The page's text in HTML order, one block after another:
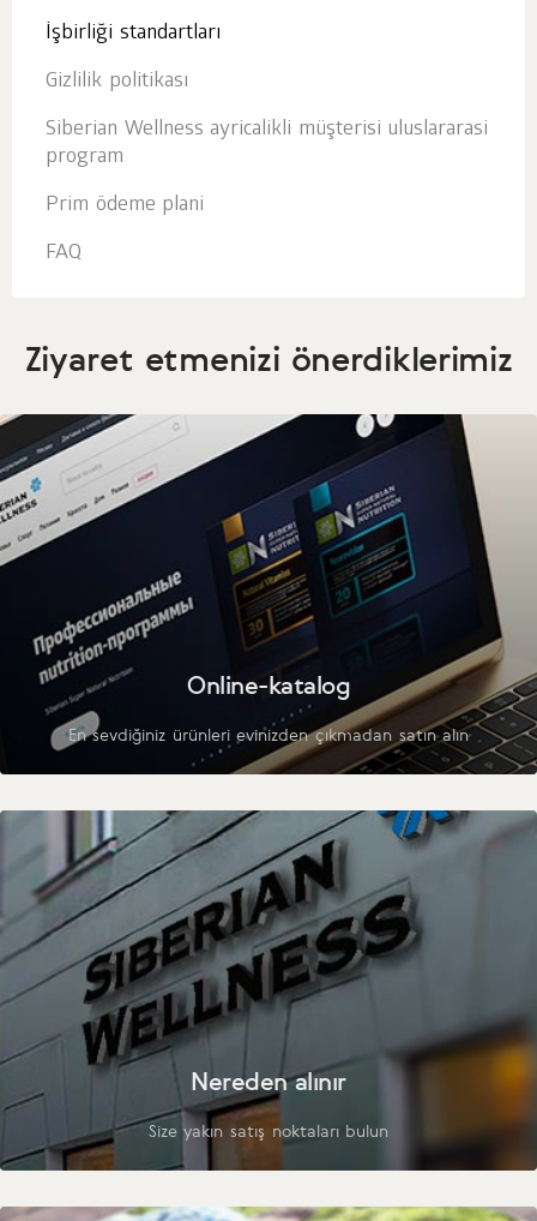
İşbirliği standartları
Gizlilik politikası
Siberian Wellness ayricalikli müşterisi uluslararasi
program
Prim ödeme plani
FAQ
Ziyaret etmenizi önerdiklerimiz
Online-katalog
En sevdiğiniz ürünleri evinizden çıkmadan satın alın
Nereden alınır
Size yakın satış noktaları bulun